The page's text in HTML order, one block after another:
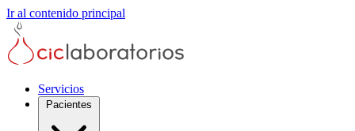
Ir al contenido principal
Servicios